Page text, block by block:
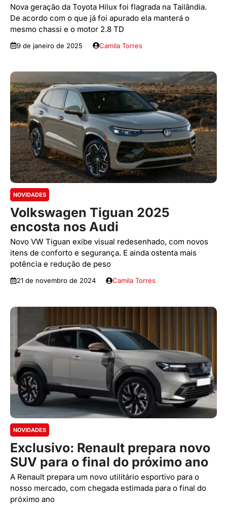
Nova geração da Toyota Hilux foi flagrada na Tailândia.
De acordo com o que já foi apurado ela manterá o
mesmo chassi e o motor 2.8 TD
9 de janeiro de 2025 Camila Torres
NOVIDADES
Volkswagen Tiguan 2025
encosta nos Audi
Novo VW Tiguan exibe visual redesenhado, com novos
itens de conforto e segurança. E ainda ostenta mais
potência e redução de peso
21 de novembro de 2024 Camila Torres
NOVIDADES
Exclusivo: Renault prepara novo
SUV para o final do próximo ano
A Renault prepara um novo utilitário esportivo para o
nosso mercado, com chegada estimada para o final do
próximo ano